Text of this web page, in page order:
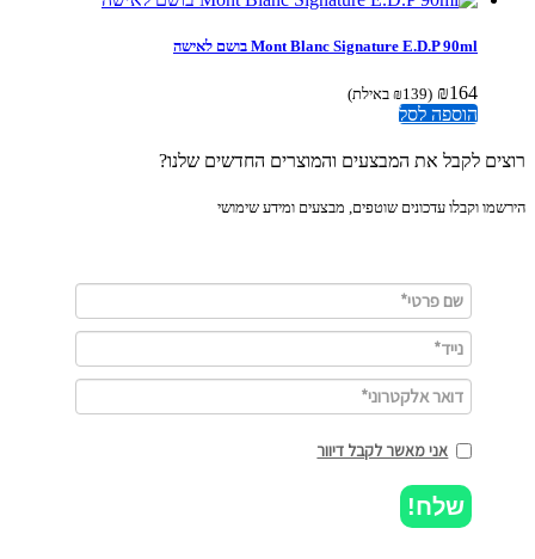
Mont Blanc Signature E.D.P 90ml בושם לאישה
₪
(
₪ 139 באילת)
הוספה לסל
לקבל את המבצעים והמוצרים החדשים שלנו?
וקבלו עדכונים שוטפים, מבצעים ומידע שימושי
אני מאשר לקבל דיוור
שלח!